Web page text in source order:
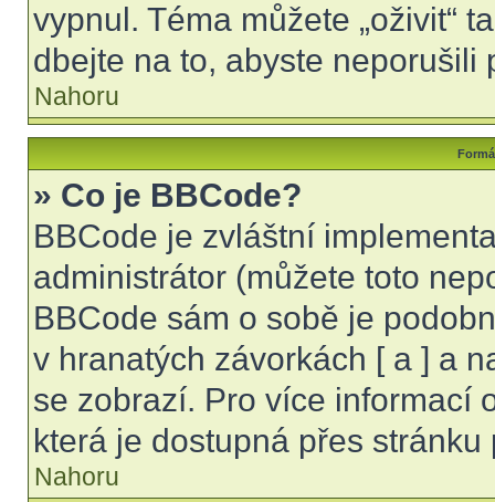
vypnul. Téma můžete „oživit“
dbejte na to, abyste neporušili
Nahoru
» Co je BBCode?
BBCode je zvláštní
administrátor (můžete toto
BBCode sám o sobě je
v hranatých závorkách [ a ] a
se zobrazí. Pro více informací
která je dostupná přes stránku
Nahoru